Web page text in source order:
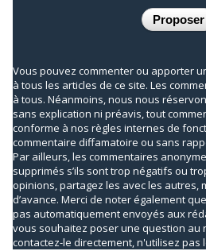
Vous pouvez commenter ou apporter
à tous les articles de ce site. Les
à tous. Néanmoins, nous nous
sans explication ni préavis, tout
conforme à nos règles internes de
commentaire diffamatoire ou sans
Par ailleurs, les commentaires
supprimés s’ils sont trop négatifs ou
opinions, partagez les avec les autres,
d’avance. Merci de noter également
pas automatiquement envoyés aux
vous souhaitez poser une question au
contactez-le directement, n'utilisez pas